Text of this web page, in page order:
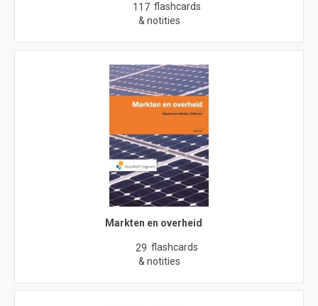
117 flashcards
& notities
Markten en overheid
29 flashcards
& notities